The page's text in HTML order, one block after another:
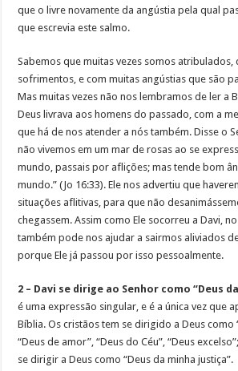
que o livre novamente da angústia pela qual
que escrevia este salmo.
Sabemos que muitas vezes somos atribulados,
sofrimentos, e com muitas angústias que são
Mas muitas vezes não nos lembramos de ler a
Deus livrava aos homens do passado, com a
que há de nos atender a nós também. Disse o
não vivemos em um mar de rosas ao se
mundo, passais por aflições; mas tende bom
mundo.” (Jo 16:33). Ele nos advertiu que
situações aflitivas, para que não
chegassem. Assim como Ele socorreu a Davi,
também pode nos ajudar a sairmos aliviados
porque Ele já passou por isso pessoalmente.
2 – Davi se dirige ao Senhor como “Deus
é uma expressão singular, e é a única vez que
Bíblia. Os cristãos tem se dirigido a Deus como
“Deus de amor”, “Deus do Céu”, “Deus
se dirigir a Deus como “Deus da minha justiça”.